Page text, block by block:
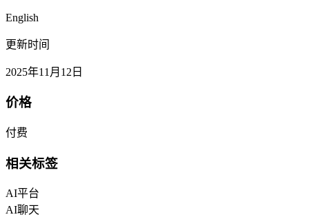
English
更新时间
2025年11月12日
价格
付费
相关标签
AI平台
AI聊天